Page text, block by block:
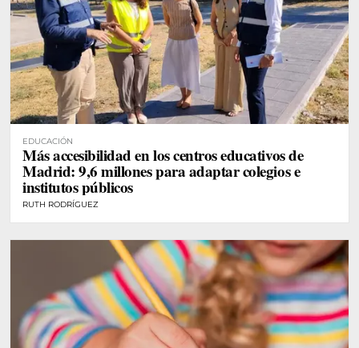
EDUCACIÓN
Más accesibilidad en los centros educativos de
Madrid: 9,6 millones para adaptar colegios e
institutos públicos
RUTH RODRÍGUEZ